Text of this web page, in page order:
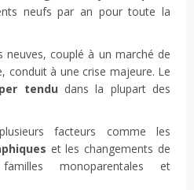
neufs par an pour toute la
couplé à un marché de
conduit à une crise majeure. Le
tendu dans la plupart des
facteurs comme les
et les changements de
monoparentales et